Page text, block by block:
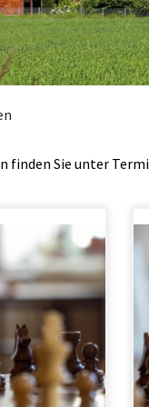
finden Sie unter